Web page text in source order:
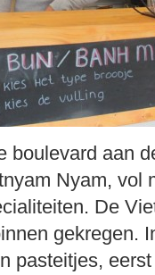
boulevard aan
Nyam, vol
De
gekregen.
pasteitjes,